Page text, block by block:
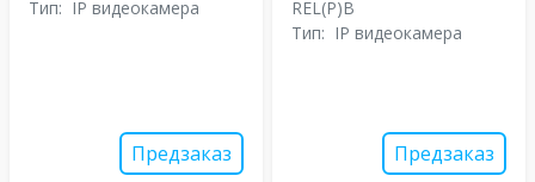
Тип: IP видеокамера
Предзаказ
REL(P)B
Тип: IP видеокамера
Предзаказ